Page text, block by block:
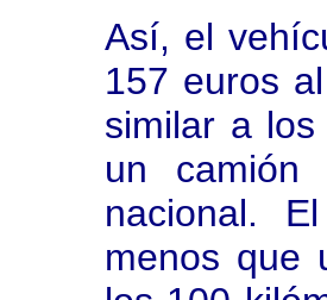
Así, el
157 euros
similar a
un
nacional.
menos que